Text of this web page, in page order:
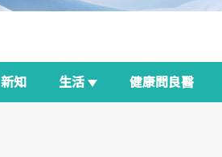
新知 生活 健康問良醫